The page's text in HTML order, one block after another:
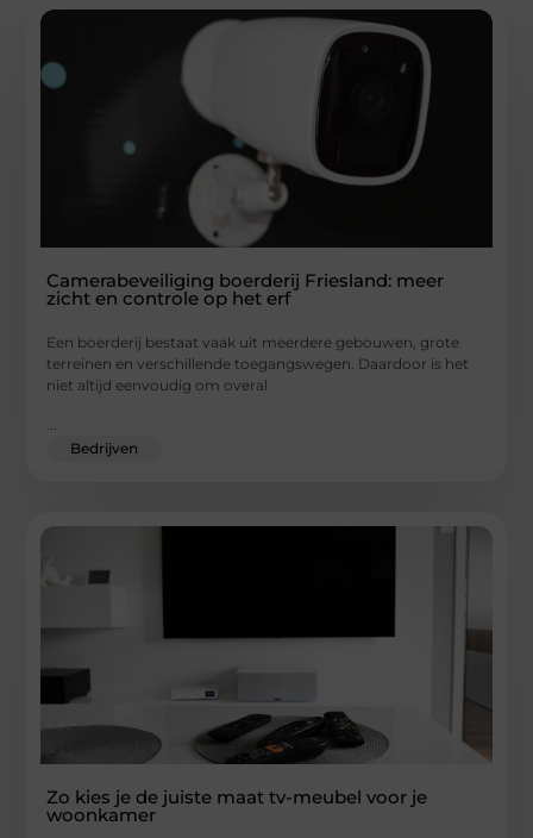
Camerabeveiliging boerderij Friesland: meer
zicht en controle op het erf
Een boerderij bestaat vaak uit meerdere gebouwen, grote
terreinen en verschillende toegangswegen. Daardoor is het
niet altijd eenvoudig om overal
Bedrijven
Zo kies je de juiste maat tv-meubel voor je
woonkamer